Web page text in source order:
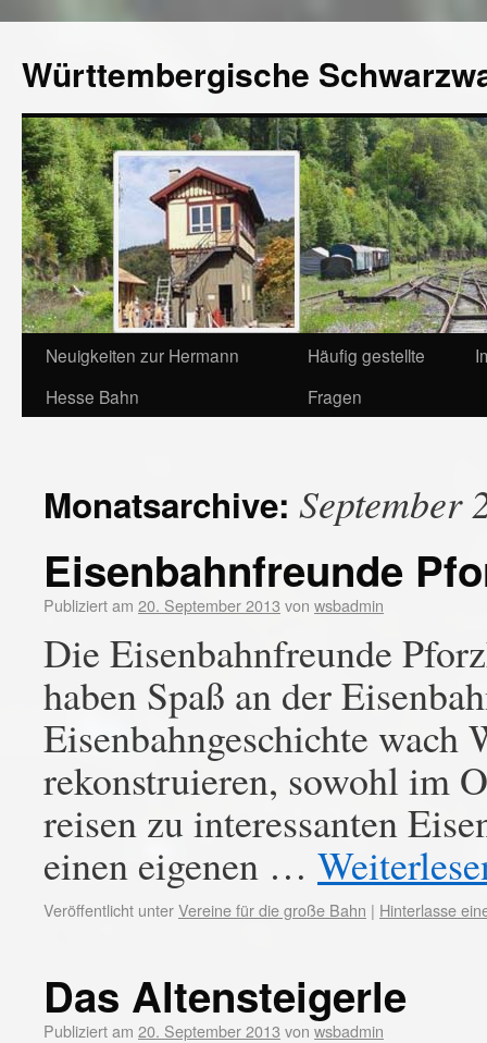
Württembergische
Neuigkeiten zur Hermann
Hesse Bahn
Häufig gestellte
Fragen
Monatsarchive: September
Eisenbahnfreunde
Publiziert am 20. September 2013 von wsbadmin
Die Eisenbahnfreunde
haben Spaß an der
Eisenbahngeschichte wach
rekonstruieren, sowohl im
reisen zu interessanten
einen eigenen …
Veröffentlicht unterVereine für die große Bahn | Hinterlasse
Das Altensteigerle
Publiziert am 20. September 2013 von wsbadmin